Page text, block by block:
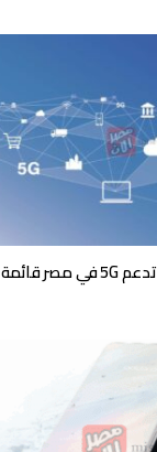
أحدث الهواتف الذكية التي تدعم 5G في مصر قائمة